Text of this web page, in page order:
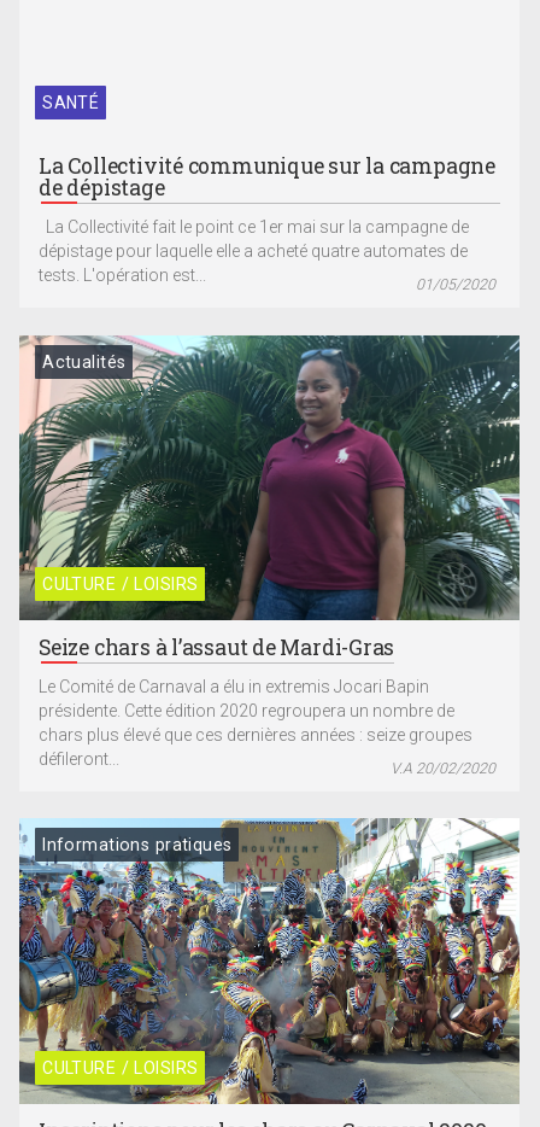
SANTÉ
La Collectivité communique sur la campagne
de dépistage
La Collectivité fait le point ce 1er mai sur la campagne de
dépistage pour laquelle elle a acheté quatre automates de
tests. L'opération est...
01/05/2020
CULTURE / LOISIRS
Actualités
Seize chars à l’assaut de Mardi-Gras
Le Comité de Carnaval a élu in extremis Jocari Bapin
présidente. Cette édition 2020 regroupera un nombre de
chars plus élevé que ces dernières années : seize groupes
défileront...
V.A 20/02/2020
CULTURE / LOISIRS
Informations pratiques